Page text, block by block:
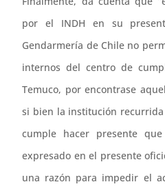
por el INDH en su
Gendarmería de Chile no
internos del centro de
Temuco, por encontrase
si bien la institución
cumple hacer presente
expresado en el presente
una razón para impedir el